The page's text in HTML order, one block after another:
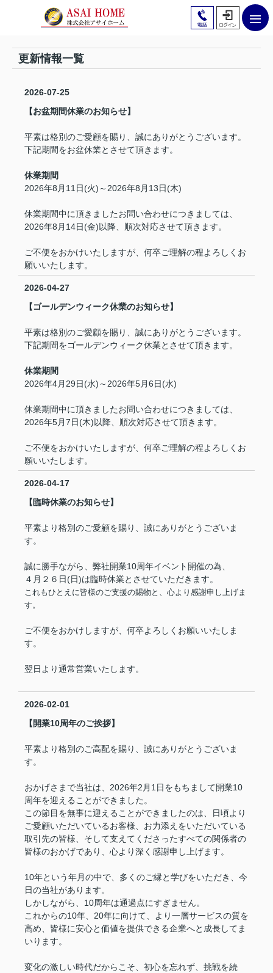
更新情報一覧
2026-07-25
【お盆期間休業のお知らせ】
平素は格別のご愛顧を賜り、誠にありがとうございます。
下記期間をお盆休業とさせて頂きます。
休業期間
2026年8月11日(火)～2026年8月13日(木)
休業期間中に頂きましたお問い合わせにつきましては、
2026年8月14日(金)以降、順次対応させて頂きます。
ご不便をおかけいたしますが、何卒ご理解の程よろしくお
願いいたします。
2026-04-27
【ゴールデンウィーク休業のお知らせ】
平素は格別のご愛顧を賜り、誠にありがとうございます。
下記期間をゴールデンウィーク休業とさせて頂きます。
休業期間
2026年4月29日(水)～2026年5月6日(水)
休業期間中に頂きましたお問い合わせにつきましては、
2026年5月7日(木)以降、順次対応させて頂きます。
ご不便をおかけいたしますが、何卒ご理解の程よろしくお
願いいたします。
2026-04-17
【臨時休業のお知らせ】
平素より格別のご愛顧を賜り、誠にありがとうございま
す。
誠に勝手ながら、弊社開業10周年イベント開催の為、
４月２６日(日)は臨時休業とさせていただきます。
これもひとえに皆様のご支援の賜物と、心より感謝申し上げま
す。
ご不便をおかけしますが、何卒よろしくお願いいたしま
す。
翌日より通常営業いたします。
2026-02-01
【開業10周年のご挨拶】
平素より格別のご高配を賜り、誠にありがとうございま
す。
おかげさまで当社は、2026年2月1日をもちまして開業10
周年を迎えることができました。
この節目を無事に迎えることができましたのは、日頃より
ご愛顧いただいているお客様、お力添えをいただいている
取引先の皆様、そして支えてくださったすべての関係者の
皆様のおかげであり、心より深く感謝申し上げます。
10年という年月の中で、多くのご縁と学びをいただき、今
日の当社があります。
しかしながら、10周年は通過点にすぎません。
これからの10年、20年に向けて、より一層サービスの質を
高め、皆様に安心と価値を提供できる企業へと成長してま
いります。
変化の激しい時代だからこそ、初心を忘れず、挑戦を続